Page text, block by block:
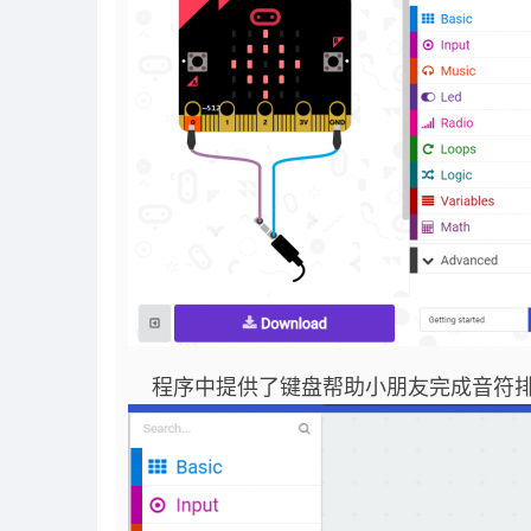
程序中提供了键盘帮助小朋友完成音符